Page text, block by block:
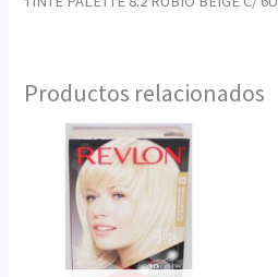
Productos relacionados